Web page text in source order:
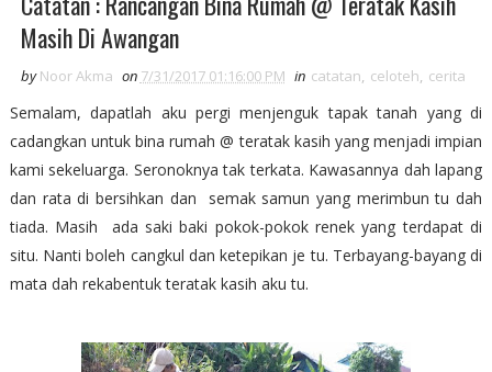
Masih Di Awangan
by Noor Akma on 7/31/2017 01:16:00 PM in catatan, celoteh, cerita
Semalam, dapatlah aku pergi menjenguk tapak tanah yang di
cadangkan untuk bina rumah @ teratak kasih yang menjadi impian
kami sekeluarga. Seronoknya tak terkata. Kawasannya dah lapang
dan rata di bersihkan dan semak samun yang merimbun tu dah
tiada. Masih ada saki baki pokok-pokok renek yang terdapat di
situ. Nanti boleh cangkul dan ketepikan je tu. Terbayang-bayang di
mata dah rekabentuk teratak kasih aku tu.